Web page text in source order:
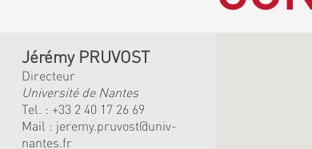
Jérémy PRUVOST
Directeur
Université de Nantes
Tel. : +33 2 40 17 26 69
Mail : jeremy.pruvost@univ-
nantes.fr